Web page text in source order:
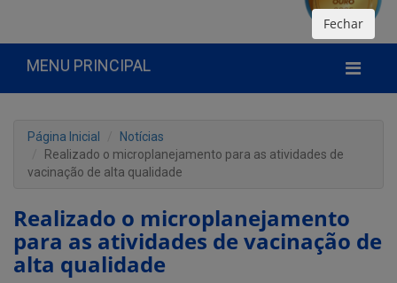
MENU PRINCIPAL
Página Inicial
Notícias
Realizado o microplanejamento para as atividades de
vacinação de alta qualidade
Realizado o microplanejamento
para as atividades de vacinação de
alta qualidade
Fechar